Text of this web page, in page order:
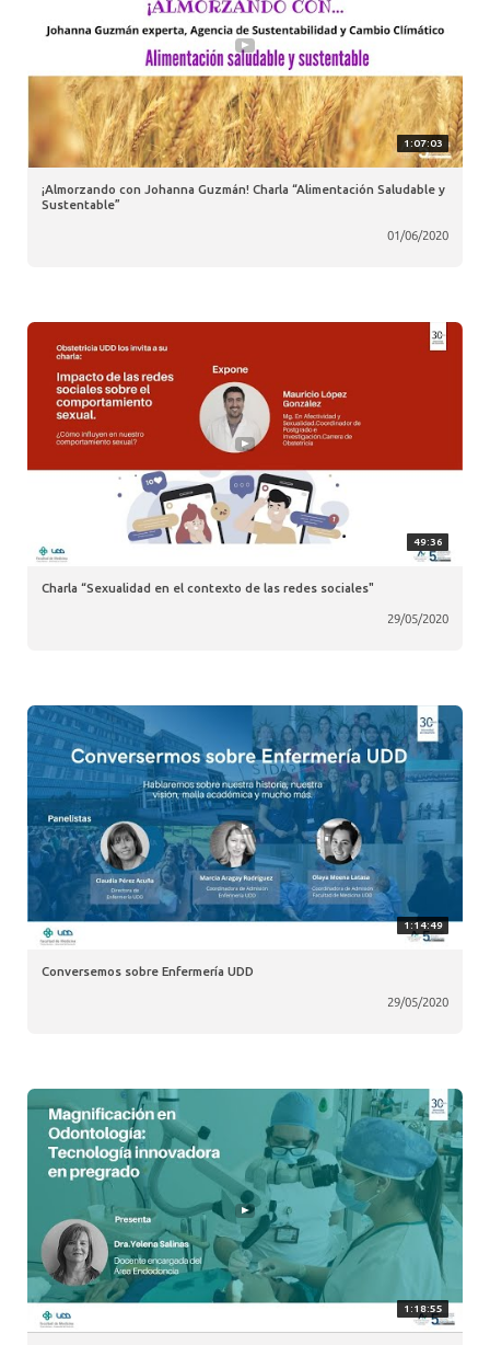
1:07:03
¡Almorzando con Johanna Guzmán! Charla “Alimentación Saludable y
Sustentable”
01/06/2020
49:36
Charla “Sexualidad en el contexto de las redes sociales"
29/05/2020
1:14:49
Conversemos sobre Enfermería UDD
29/05/2020
1:18:55